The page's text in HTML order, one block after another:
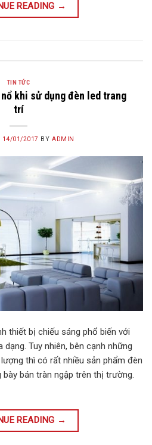
READING →
TIN TỨC
khi sử dụng đèn led trang
trí
14/01/2017 BY ADMIN
thiết bị chiếu sáng phổ biến với
Tuy nhiên, bên cạnh những
thì có rất nhiều sản phẩm đèn
bán tràn ngập trên thị trường.
READING →